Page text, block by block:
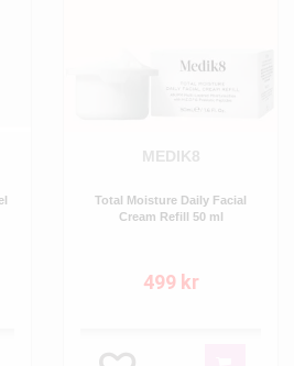
MEDIK8
Total Moisture Daily Facial
Cream Refill 50 ml
499 kr